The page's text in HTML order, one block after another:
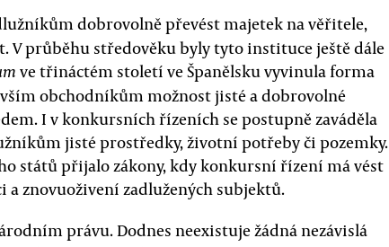
dobrovolně převést majetek na věřitele,
V průběhu středověku byly tyto instituce ještě dále
ve třináctém století ve Španělsku vyvinula forma
obchodníkům možnost jisté a dobrovolné
I v konkursních řízeních se postupně zaváděla
jisté prostředky, životní potřeby či pozemky.
států přijalo zákony, kdy konkursní řízení má vést
znovuoživení zadlužených subjektů.
právu. Dodnes neexistuje žádná nezávislá